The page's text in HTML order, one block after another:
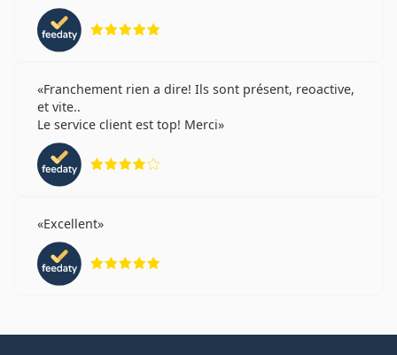
Franchement rien a dire! Ils sont présent, reoactive,
et vite..
Le service client est top! Merci
Excellent